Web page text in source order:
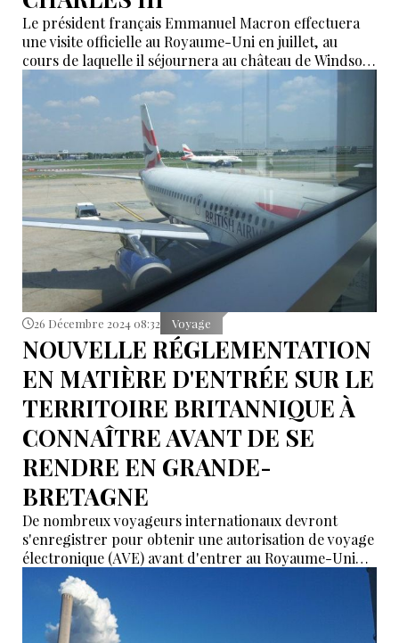
Le président français Emmanuel Macron effectuera
une visite officielle au Royaume-Uni en juillet, au
cours de laquelle il séjournera au château de Windsor
et assistera à un banquet d'État dans la résidence
historique du Berkshire.
26 Décembre 2024 08:32 Voyage
NOUVELLE RÉGLEMENTATION
EN MATIÈRE D'ENTRÉE SUR LE
TERRITOIRE BRITANNIQUE À
CONNAÎTRE AVANT DE SE
RENDRE EN GRANDE-
BRETAGNE
De nombreux voyageurs internationaux devront
s'enregistrer pour obtenir une autorisation de voyage
électronique (AVE) avant d'entrer au Royaume-Uni
dans la nouvelle année, même s'ils n'ont pas besoin de
visa. Cette nouvelle exigence, qui entrera en vigueur le
8 janvier 2025, s'applique même aux voyageurs qui ne
font que transiter par le Royaume-Uni.